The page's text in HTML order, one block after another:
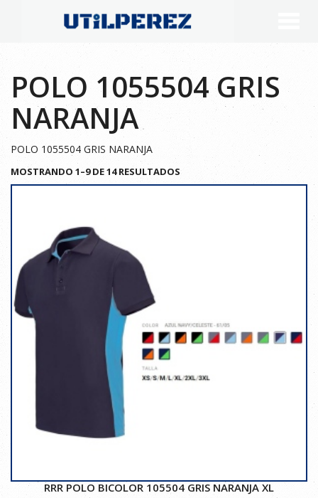
POLO 1055504 GRIS
NARANJA
POLO 1055504 GRIS NARANJA
MOSTRANDO 1–9 DE 14 RESULTADOS
RRR POLO BICOLOR 105504 GRIS NARANJA XL